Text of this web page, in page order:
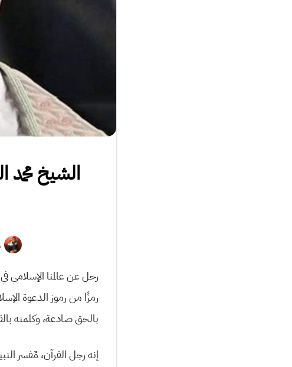
الشيخ محمد
رحل عن عالمنا الإسلامي
رمزًا من رموز الدعوة
بالحق صادعة، وكلمته
إنه رجل القرآن، مٌفسر